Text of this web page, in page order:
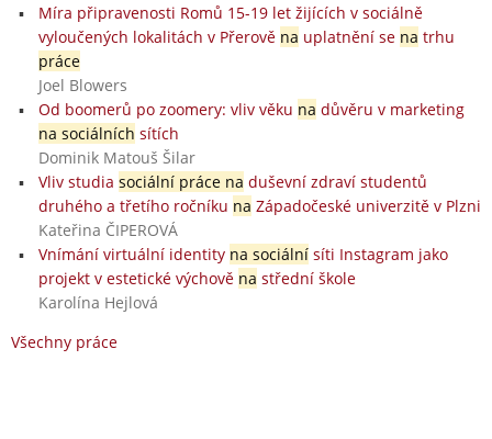
Míra připravenosti Romů 15-19 let žijících v sociálně
vyloučených lokalitách v Přerově na uplatnění se na trhu
práce
Joel Blowers
Od boomerů po zoomery: vliv věku na důvěru v marketing
na sociálních sítích
Dominik Matouš Šilar
Vliv studia sociální práce na duševní zdraví studentů
druhého a třetího ročníku na Západočeské univerzitě v Plzni
Kateřina ČIPEROVÁ
Vnímání virtuální identity na sociálnísíti Instagram jako
projekt v estetické výchově na střední škole
Karolína Hejlová
Všechny práce